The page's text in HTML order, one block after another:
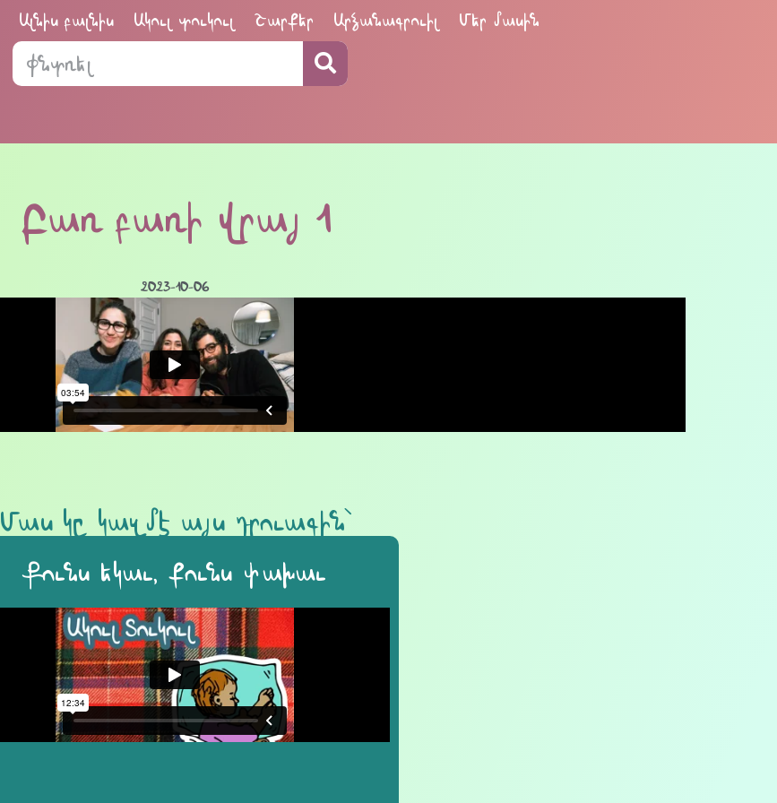
Ալնիս բալնիս Ակուլ տուկուլ Շարքեր Արձանագրուիլ Մեր մասին
Բառ բառի վրայ 1
2023-10-06
Մաս կը կազմէ այս դրուագին՝
Քունս եկաւ, քունս փախաւ